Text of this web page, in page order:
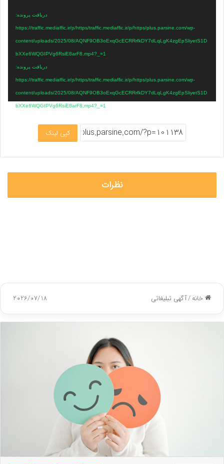
دریافت پرونده:
https://traffic.mediaffic.ir/p/https/traffic.mediaffic.ir/p/https/plus.parsine.com/wp-
content/uploads/2025/08/AQNF9OB3oExqGcECRRrfkDY7dLqLgK4zgEpSliyetS1D
bXXe6WQGIPVg6RsiE8arF8.mp4?_=1
دریافت پرونده:
https://traffic.mediaffic.ir/p/https/traffic.mediaffic.ir/p/https/plus.parsine.com/wp-
content/uploads/2025/08/AQNF9OB3oExqGcECRRrfkDY7dLqLgK4zgEpSliyetS1D
bXXe6WQGIPVg6RsiE8arF8.mp4?_=1
کپی لینک
نظرات